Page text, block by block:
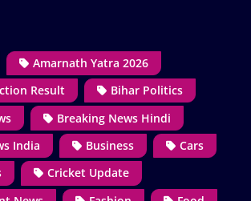
Amarnath Yatra 2026
Result
Bihar Politics
Breaking News Hindi
India
Business
Cars
Cricket Update